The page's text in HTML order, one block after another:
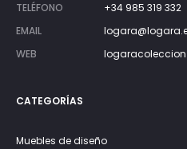
TELÉFONO
+34 985 319 332
EMAIL
WEB
CATEGORÍAS
Muebles de diseño